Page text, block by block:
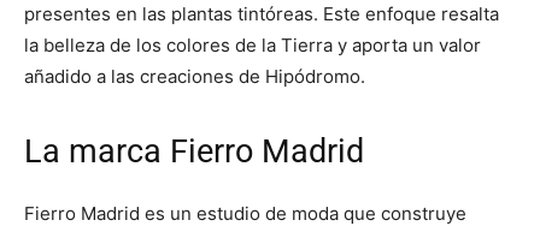
presentes en las plantas tintóreas. Este enfoque resalta
la belleza de los colores de la Tierra y aporta un valor
añadido a las creaciones de Hipódromo.
La marca Fierro Madrid
Fierro Madrid es un estudio de moda que construye